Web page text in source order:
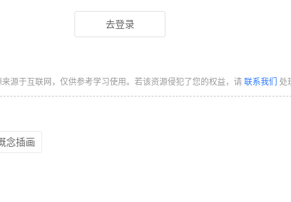
去登录
源于互联网，仅供参考学习使用。若该资源侵犯了您的权益，请 联系我们 处
念插画